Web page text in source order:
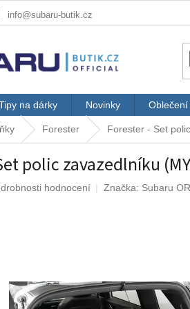
info@subaru-butik.cz
na dárky Novinky Oblečení
Forester Forester - Set
polic zavazedlníku
hodnocení Značka: Subaru